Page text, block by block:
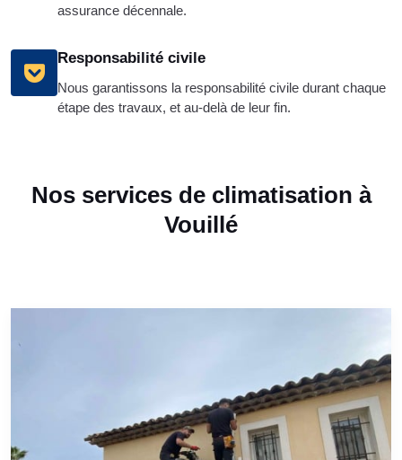
assurance décennale.
Responsabilité civile
Nous garantissons la responsabilité civile durant chaque
étape des travaux, et au-delà de leur fin.
Nos services de climatisation à
Vouillé